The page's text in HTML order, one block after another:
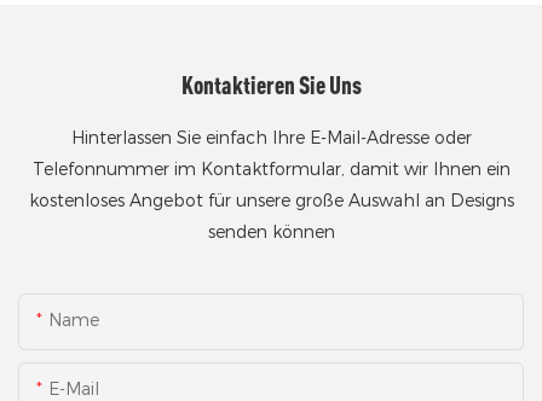
Kontaktieren Sie Uns
Hinterlassen Sie einfach Ihre E-Mail-Adresse oder
Telefonnummer im Kontaktformular, damit wir Ihnen ein
kostenloses Angebot für unsere große Auswahl an Designs
senden können
Name
E-Mail